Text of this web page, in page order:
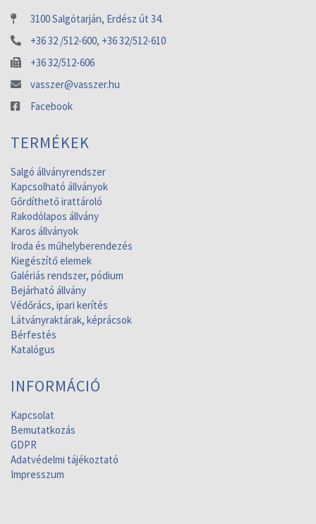
3100 Salgótarján, Erdész út 34.
+36 32 /512-600, +36 32/512-610
+36 32/512-606
vasszer@vasszer.hu
Facebook
TERMÉKEK
Salgó állványrendszer
Kapcsolható állványok
Gőrdíthető irattároló
Rakodólapos állvány
Karos állványok
Iroda és műhelyberendezés
Kiegészítő elemek
Galériás rendszer, pódium
Bejárható állvány
Védőrács, ipari kerítés
Látványraktárak, képrácsok
Bérfestés
Katalógus
INFORMÁCIÓ
Kapcsolat
Bemutatkozás
GDPR
Adatvédelmi tájékoztató
Impresszum